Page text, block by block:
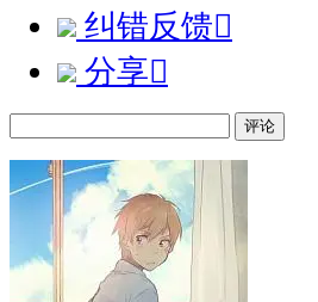
纠错反馈
分享
评论